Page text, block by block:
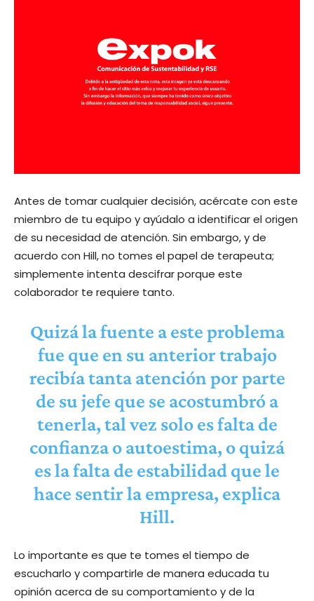
Antes de tomar cualquier decisión, acércate con este
miembro de tu equipo y ayúdalo a identificar el origen
de su necesidad de atención. Sin embargo, y de
acuerdo con Hill, no tomes el papel de terapeuta;
simplemente intenta descifrar porque este
colaborador te requiere tanto.
Quizá la fuente a este problema
fue que en su anterior trabajo
recibía tanta atención por parte
de su jefe que se acostumbró a
tenerla, tal vez solo es falta de
confianza o autoestima, o quizá
es la falta de estabilidad que le
hace sentir la empresa, explica
Hill.
Lo importante es que te tomes el tiempo de
escucharlo y compartirle de manera educada tu
opinión acerca de su comportamiento y de la